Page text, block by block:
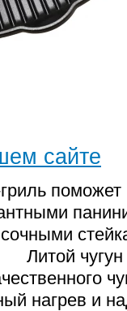
сайте
поможет
чугун
нагрев и